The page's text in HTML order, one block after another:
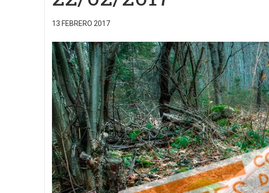
13 FEBRERO 2017